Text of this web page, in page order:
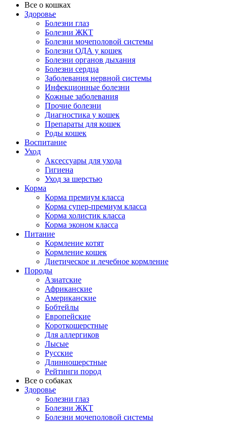
Все о кошках
Здоровье
Болезни глаз
Болезни ЖКТ
Болезни мочеполовой системы
Болезни ОДА у кошек
Болезни органов дыхания
Болезни сердца
Заболевания нервной системы
Инфекционные болезни
Кожные заболевания
Прочие болезни
Диагностика у кошек
Препараты для кошек
Роды кошек
Воспитание
Уход
Аксессуары для ухода
Гигиена
Уход за шерстью
Корма
Корма премиум класса
Корма супер-премиум класса
Корма холистик класса
Корма эконом класса
Питание
Кормление котят
Кормление кошек
Диетическое и лечебное кормление
Породы
Азиатские
Африканские
Американские
Бобтейлы
Европейские
Короткошерстные
Для аллергиков
Лысые
Русские
Длинношерстные
Рейтинги пород
Все о собаках
Здоровье
Болезни глаз
Болезни ЖКТ
Болезни мочеполовой системы